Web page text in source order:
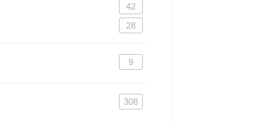
42
28
9
308